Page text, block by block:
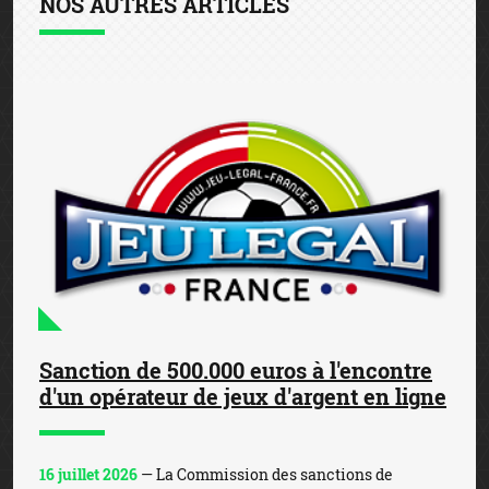
Sanction de 500.000 euros à l'encontre
d'un opérateur de jeux d'argent en ligne
16 juillet 2026 — La Commission des sanctions de